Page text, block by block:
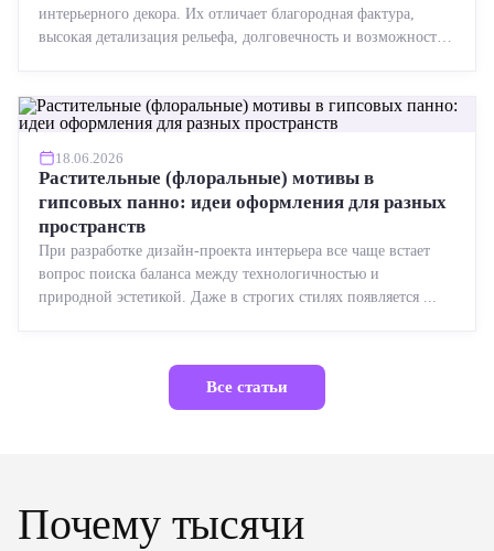
интерьерного декора. Их отличает благородная фактура,
высокая детализация рельефа, долговечность и возможность
18.06.2026
Растительные (флоральные) мотивы в
гипсовых панно: идеи оформления для разных
пространств
При разработке дизайн-проекта интерьера все чаще встает
вопрос поиска баланса между технологичностью и
природной эстетикой. Даже в строгих стилях появляется ...
Все статьи
Почему тысячи